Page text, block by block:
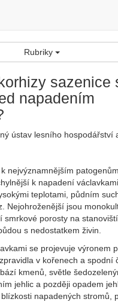
Rubriky
sazenice
napadením
ústav lesního hospodářství
nejvýznamnějším patogenům
k napadení
teplotami, půdním
Nejohroženější jsou
smrkové porosty na
s nedostatkem živin.
se projevuje výronem
v kořenech a spodní
kmenů, světle
jehlic a později opadem
napadených stromů,